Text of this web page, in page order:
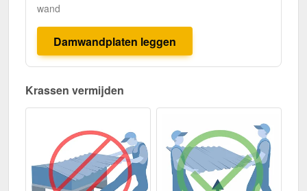
wand
Damwandplaten leggen
Krassen vermijden